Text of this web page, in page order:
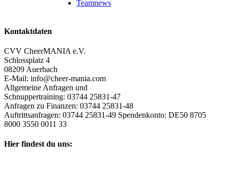
Teamnews
Kontaktdaten
CVV CheerMANIA e.V.
Schlossplatz 4
08209 Auerbach
E-Mail: info@cheer-mania.com
Allgemeine Anfragen und
Schnuppertraining: 03744 25831-47
Anfragen zu Finanzen: 03744 25831-48
Auftrittsanfragen: 03744 25831-49 Spendenkonto: DE50 8705
8000 3550 0011 33
Hier findest du uns: